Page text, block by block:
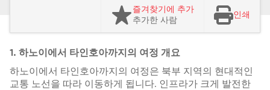
즐겨찾기에 추가
추가한 사람
인쇄
1. 하노이에서 타인호아까지의 여정 개요
하노이에서 타인호아까지의 여정은 북부 지역의 현대적인
교통 노선을 따라 이동하게 됩니다. 인프라가 크게 발전한